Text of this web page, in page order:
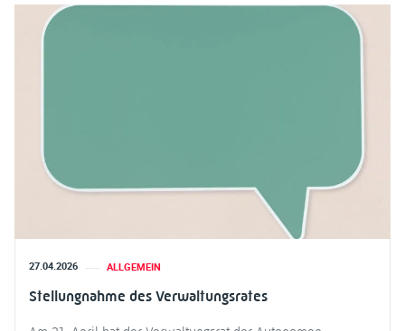
27.04.2026 ALLGEMEIN
Stellungnahme des Verwaltungsrates